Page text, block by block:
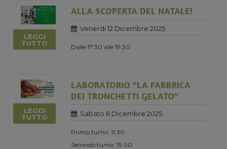
LEGGI
TUTTO
ALLA SCOPERTA DEL NATALE!
Venerdi 12 Dicembre 2025
Dalle 17:30 alle 19:30
LEGGI
TUTTO
LABORATORIO "LA FABBRICA
DEI TRONCHETTI GELATO"
Sabato 6 Dicembre 2025
Primo turno: 11.30
Secondo turno: 15.00